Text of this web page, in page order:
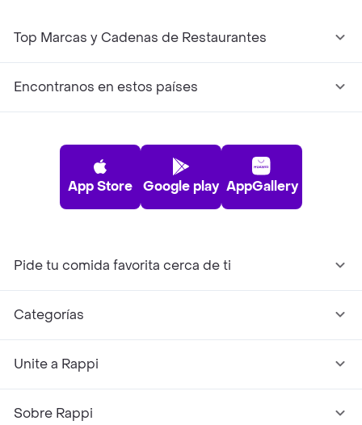
Top Marcas y Cadenas de Restaurantes
Encontranos en estos países
App Store Google play AppGallery
Pide tu comida favorita cerca de ti
Categorías
Unite a Rappi
Sobre Rappi